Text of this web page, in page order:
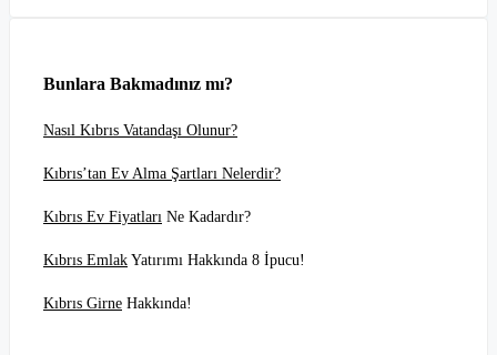
Bunlara Bakmadınız mı?
Nasıl Kıbrıs Vatandaşı Olunur?
Kıbrıs’tan Ev Alma Şartları Nelerdir?
Kıbrıs Ev Fiyatları Ne Kadardır?
Kıbrıs Emlak Yatırımı Hakkında 8 İpucu!
Kıbrıs Girne Hakkında!